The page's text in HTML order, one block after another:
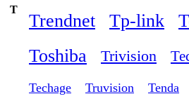
T
Trendnet Tp-link
Toshiba
Trivision
Techage Truvision Tenda